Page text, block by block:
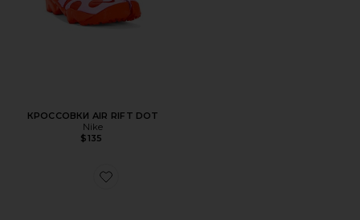
КРОССОВКИ AIR RIFT DOT
Nike
$135
Favorite САНДАЛИИ ARIZONA EVA BIG BUCKLE